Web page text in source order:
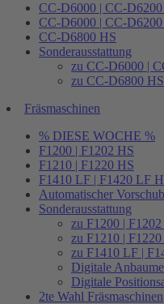
CC-D6000 | CC-
CC-D6000 | CC-
CC-D6800 HS
Sonderausstattung
zu CC-D6000 |
zu CC-D6800 HS
Fräsmaschinen
% DIESE WOCHE %
F1200 | F1202 HS
F1210 | F1220 HS
F1410 LF | F1420 LF
Automatischer Vorschub
Sonderausstattung
zu F1200 |
zu F1210 |
zu F1410 LF |
Digitale
Digitale
2te Wahl Fräsmaschinen